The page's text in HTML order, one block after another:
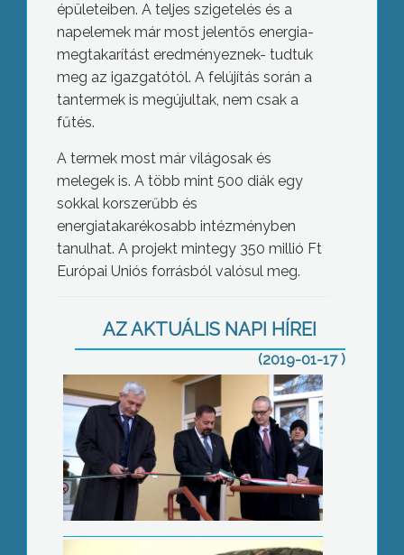
épületeiben. A teljes szigetelés és a
napelemek már most jelentős energia-
megtakarítást eredményeznek- tudtuk
meg az igazgatótól. A felújítás során a
tantermek is megújultak, nem csak a
fűtés.
A termek most már világosak és
melegek is. A több mint 500 diák egy
sokkal korszerűbb és
energiatakarékosabb intézményben
tanulhat. A projekt mintegy 350 millió Ft
Európai Uniós forrásból valósul meg.
AZ AKTUÁLIS NAPI HÍREI
(2019-01-17 )
Átadták a bölcsődét
Még mindig kevesen váltanak télire